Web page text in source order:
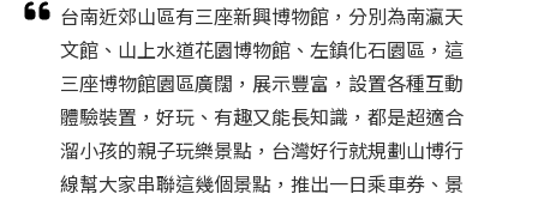
台南近郊山區有三座新興博物館，分別為南瀛天
文館、山上水道花園博物館、左鎮化石園區，這
三座博物館園區廣闊，展示豐富，設置各種互動
體驗裝置，好玩、有趣又能長知識，都是超適合
溜小孩的親子玩樂景點，台灣好行就規劃山博行
線幫大家串聯這幾個景點，推出一日乘車券、景